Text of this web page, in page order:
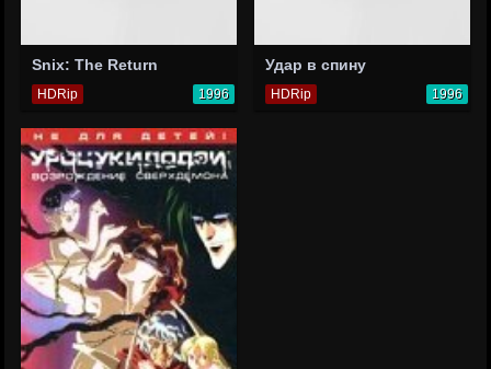
Snix: The Return
HDRip 1996
Удар в спину
HDRip 1996